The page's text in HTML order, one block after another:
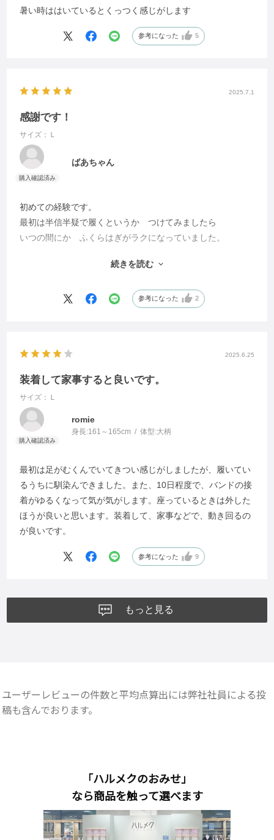
暑い時ははいているとくっつく感じがします
参考になった 5
2025.7.1
感謝です！
サイズ：Ｌ
ばあちゃん
初めての経験です。
最初は半信半疑で履くというか つけてみましたら
いつの間にか ふくらはぎがラクになっていました。
足の幅が大きいのでLサイズを購入しましたが
続きを読む
参考になった 2
2025.6.25
装着して家事すると良いです。
サイズ：Ｌ
romie
身長:161～165cm 体型:大柄
最初は足がむくんでいてきつい感じがしましたが、履いてい
るうちに馴染んできました。また、10日程度で、バンドの接
着がゆるくなって気が気がします。座っているときは外した
ほうが良いと思います。装着して、家事などで、動き回るの
が良いです。
参考になった 9
もっと見る
ユーザーレビューの件数と平均点算出には弊社社員による投
稿も含んでおります。
「ハルメクのおみせ」
なら商品を触って選べます